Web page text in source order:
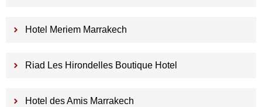
Hotel Meriem Marrakech
Riad Les Hirondelles Boutique Hotel
Hotel des Amis Marrakech